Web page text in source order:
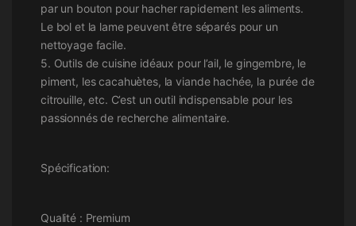
par un bouton pour hacher rapidement les aliments.
Le bol et la lame peuvent être séparés pour un
nettoyage facile.
5. Outils de cuisine idéaux pour l’ail, le gingembre, le
piment, les cacahuètes, la viande hachée, la purée de
citrouille, etc. C’est un outil indispensable pour les
passionnés de recherche alimentaire.
Spécification:
Qualité : Premium